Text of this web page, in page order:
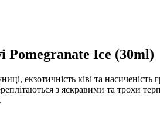
Ice (30ml)
екзотичність ківі та
з яскравими та трохи